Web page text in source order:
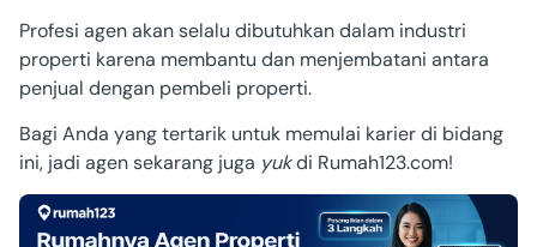
Profesi agen akan selalu dibutuhkan dalam industri
properti karena membantu dan menjembatani antara
penjual dengan pembeli properti.
Bagi Anda yang tertarik untuk memulai karier di bidang
ini, jadi agen sekarang juga yukdi Rumah123.com!